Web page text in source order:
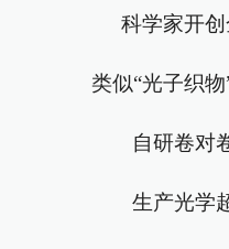
科学家开
类似“光子织
自研卷对
生产光学